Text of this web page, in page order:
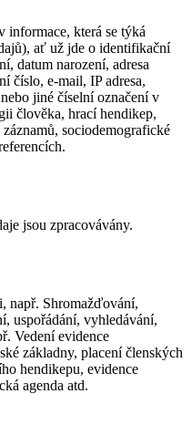
informace, která se týká
ať už jde o identifikační
datum narození, adresa
číslo, e-mail, IP adresa,
jiné číselní označení v
člověka, hrací hendikep,
sociodemografické
jsou zpracovávány.
např. Shromažďování,
uspořádání, vyhledávání,
Vedení evidence
základny, placení členských
hendikepu, evidence
agenda atd.